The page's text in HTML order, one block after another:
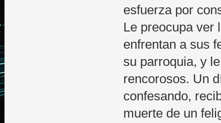
esfuerza por
Le preocupa ver
enfrentan a sus
su parroquia, y
rencorosos. Un
confesando,
muerte de un